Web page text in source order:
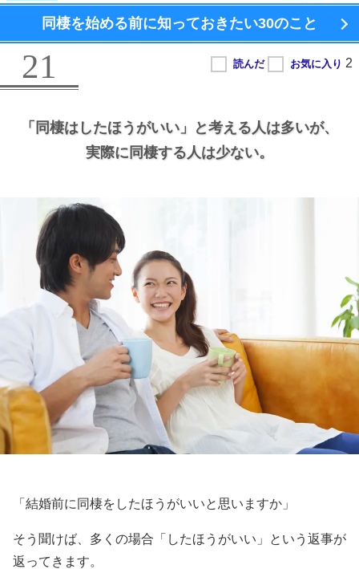
同棲を始める前に知っておきたい30のこと
21
「同棲はしたほうがいい」と考える人は多いが、
実際に同棲する人は少ない。
「結婚前に同棲をしたほうがいいと思いますか」
そう聞けば、多くの場合「したほうがいい」という返事が
返ってきます。